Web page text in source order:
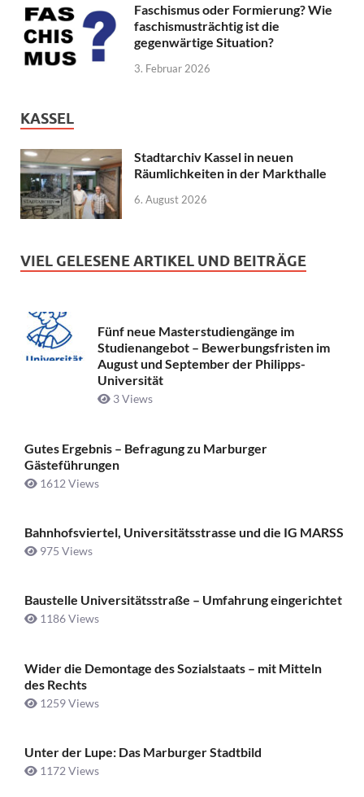
Faschismus oder Formierung? Wie
faschismusträchtig ist die
gegenwärtige Situation?
3. Februar 2026
KASSEL
Stadtarchiv Kassel in neuen
Räumlichkeiten in der Markthalle
6. August 2026
VIEL GELESENE ARTIKEL UND BEITRÄGE
Fünf neue Masterstudiengänge im
Studienangebot – Bewerbungsfristen im
August und September der Philipps-
Universität
3 Views
Gutes Ergebnis – Befragung zu Marburger
Gästeführungen
1612 Views
Bahnhofsviertel, Universitätsstrasse und die IG MARSS
975 Views
Baustelle Universitätsstraße ­– Umfahrung eingerichtet
1186 Views
Wider die Demontage des Sozialstaats – mit Mitteln
des Rechts
1259 Views
Unter der Lupe: Das Marburger Stadtbild
1172 Views